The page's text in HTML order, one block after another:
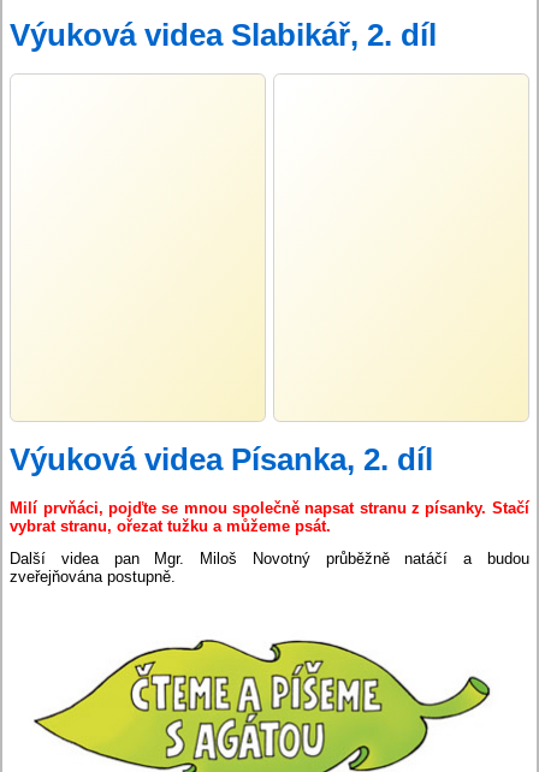
Výuková videa Slabikář, 2. díl
Výuková videa Písanka, 2. díl
Milí prvňáci,pojďte se mnou společně napsat stranu z písanky. Stačí
vybrat stranu, ořezat tužku a můžeme psát.
Další videa pan Mgr. Miloš Novotný průběžně natáčí a budou
zveřejňována postupně.